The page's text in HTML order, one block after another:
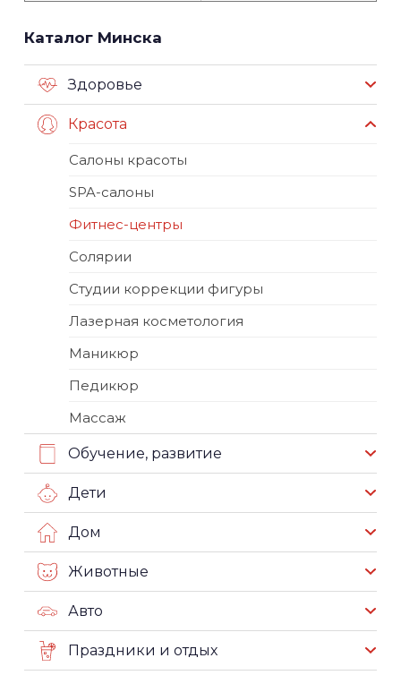
Каталог Минска
Здоровье
Красота
Салоны красоты
SPA-салоны
Фитнес-центры
Солярии
Студии коррекции фигуры
Лазерная косметология
Маникюр
Педикюр
Массаж
Обучение, развитие
Дети
Дом
Животные
Авто
Праздники и отдых